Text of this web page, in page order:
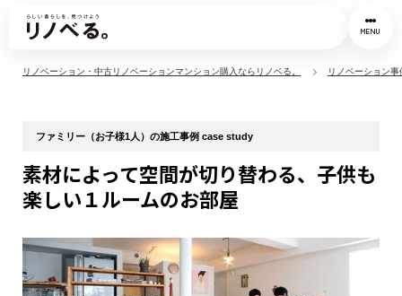
MENU
リノベーション・中古リノベーションマンション購入ならリノベる。 リノベーション事
ファミリー（お子様1人）の施工事例 case study
素材によって空間が切り替わる、子供も
楽しい１ルームのお部屋